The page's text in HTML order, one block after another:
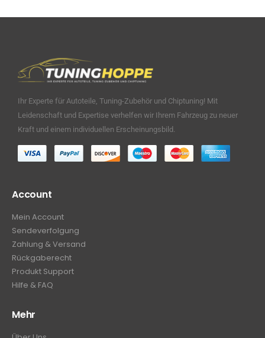
Ihr Experte für Autoteile, Tuning-Zubehör und Chiptuning! Mit
Leidenschaft und Expertise verhelfen wir Ihrem Fahrzeug zu neuer
Kraft und einem individuellen Erscheinungsbild.
Account
Mein Account
Sendeverfolgung
Zahlung & Versand
Rückgaberecht
Produkt Support
Hilfe & FAQ
Mehr